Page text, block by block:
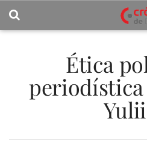
Ética
periodística